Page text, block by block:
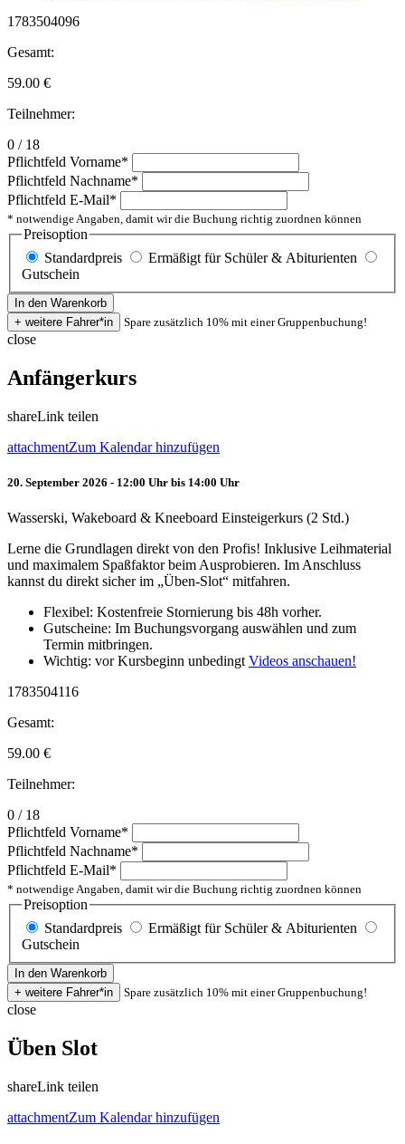
1783504096
Gesamt:
59.00 €
Teilnehmer:
0 / 18
Pflichtfeld Vorname*
Pflichtfeld Nachname*
Pflichtfeld E-Mail*
* notwendige Angaben, damit wir die Buchung richtig zuordnen können
Preisoption
Standardpreis
Ermäßigt für Schüler & Abiturienten
Gutschein
Spare zusätzlich 10% mit einer Gruppenbuchung!
close
Anfängerkurs
shareLink teilen
attachmentZum Kalendar hinzufügen
20. September 2026 - 12:00 Uhr bis 14:00 Uhr
Wasserski, Wakeboard & Kneeboard Einsteigerkurs (2 Std.)
Lerne die Grundlagen direkt von den Profis! Inklusive Leihmaterial
und maximalem Spaßfaktor beim Ausprobieren. Im Anschluss
kannst du direkt sicher im „Üben-Slot“ mitfahren.
Flexibel: Kostenfreie Stornierung bis 48h vorher.
Gutscheine: Im Buchungsvorgang auswählen und zum
Termin mitbringen.
Wichtig: vor Kursbeginn unbedingt Videos anschauen!
1783504116
Gesamt:
59.00 €
Teilnehmer:
0 / 18
Pflichtfeld Vorname*
Pflichtfeld Nachname*
Pflichtfeld E-Mail*
* notwendige Angaben, damit wir die Buchung richtig zuordnen können
Preisoption
Standardpreis
Ermäßigt für Schüler & Abiturienten
Gutschein
Spare zusätzlich 10% mit einer Gruppenbuchung!
close
Üben Slot
shareLink teilen
attachmentZum Kalendar hinzufügen